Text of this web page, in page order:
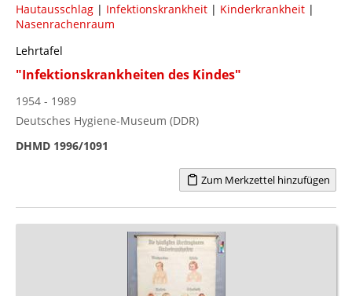
Hautausschlag | Infektionskrankheit | Kinderkrankheit |
Nasenrachenraum
Lehrtafel
"Infektionskrankheiten des Kindes"
1954 - 1989
Deutsches Hygiene-Museum (DDR)
DHMD 1996/1091
Zum Merkzettel hinzufügen